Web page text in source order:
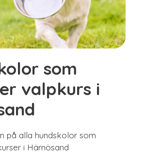
som
valpkurs i
på alla hundskolor som
i Härnösand